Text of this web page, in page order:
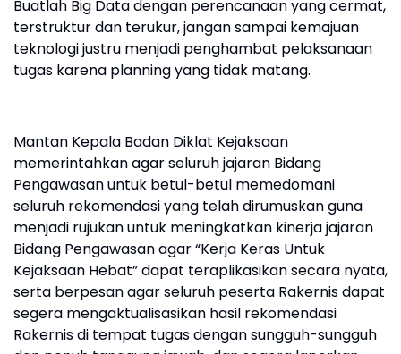
Buatlah Big Data dengan perencanaan yang cermat,
terstruktur dan terukur, jangan sampai kemajuan
teknologi justru menjadi penghambat pelaksanaan
tugas karena planning yang tidak matang.
Mantan Kepala Badan Diklat Kejaksaan
memerintahkan agar seluruh jajaran Bidang
Pengawasan untuk betul-betul memedomani
seluruh rekomendasi yang telah dirumuskan guna
menjadi rujukan untuk meningkatkan kinerja jajaran
Bidang Pengawasan agar “Kerja Keras Untuk
Kejaksaan Hebat” dapat teraplikasikan secara nyata,
serta berpesan agar seluruh peserta Rakernis dapat
segera mengaktualisasikan hasil rekomendasi
Rakernis di tempat tugas dengan sungguh-sungguh